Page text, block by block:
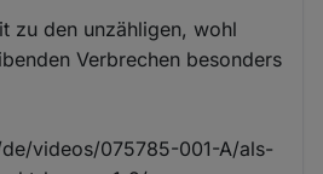
zu den unzähligen, wohl
Verbrechen besonders
videos/075785-001-A/als-